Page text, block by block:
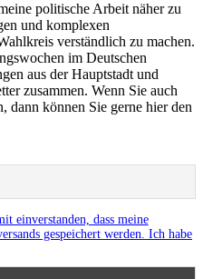
politische Arbeit näher zu
und komplexen
verständlich zu machen.
im Deutschen
aus der Hauptstadt und
zusammen. Wenn Sie auch
dann können Sie gerne hier den
einverstanden, dass meine
gespeichert werden. Ich habe